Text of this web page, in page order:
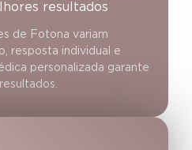
resultados
de Fotona variam
resposta individual e
personalizada garante